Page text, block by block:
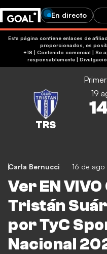
En directo
Esta página contiene enlaces de
proporcionados, es
+18 | Contenido comercial | Se aplican términos y condiciones | Juega
responsablemente|
19
Carla Bernucci 16 de
Ver EN VIVO
Tristán
por TyC
Nacional